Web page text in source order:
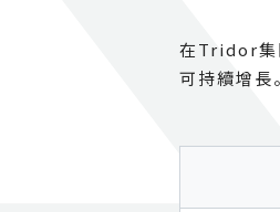
在Tridor集
可持續增長。